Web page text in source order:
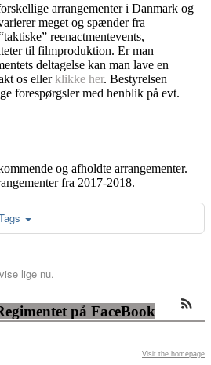
arrangementer i Danmark og
meget og spænder fra
reenactmentevents,
til filmproduktion. Er man
deltagelse kan man lave en
os ellerklikke her. Bestyrelsen
forespørgsler med henblik på evt.
og afholdte arrangementer.
fra 2017-2018.
lige nu.
på FaceBook
Visit the homepage